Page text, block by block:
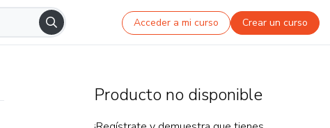
Acceder a mi curso Crear un curso
Producto no disponible